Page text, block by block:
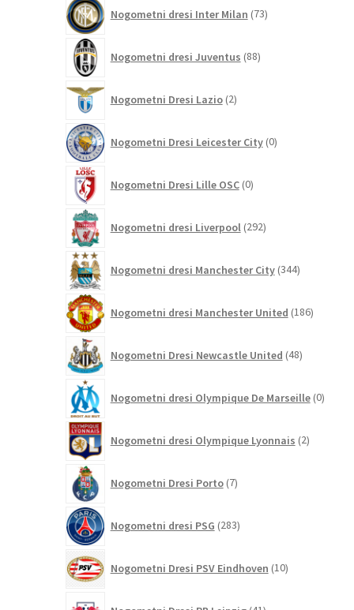
Nogometni dresi Inter Milan 73izdelkov
Nogometni dresi Juventus 88izdelkov
Nogometni Dresi Lazio 2izdelka
Nogometni Dresi Leicester City 0izdelkov
Nogometni Dresi Lille OSC 0izdelkov
Nogometni dresi Liverpool 292izdelkov
Nogometni dresi Manchester City 344izdelkov
Nogometni dresi Manchester United 186izdelkov
Nogometni Dresi Newcastle United 48izdelkov
Nogometni dresi Olympique De Marseille 0
Nogometni dresi Olympique Lyonnais 2izdelka
Nogometni Dresi Porto 7izdelkov
Nogometni dresi PSG 283izdelkov
Nogometni Dresi PSV Eindhoven 10izdelkov